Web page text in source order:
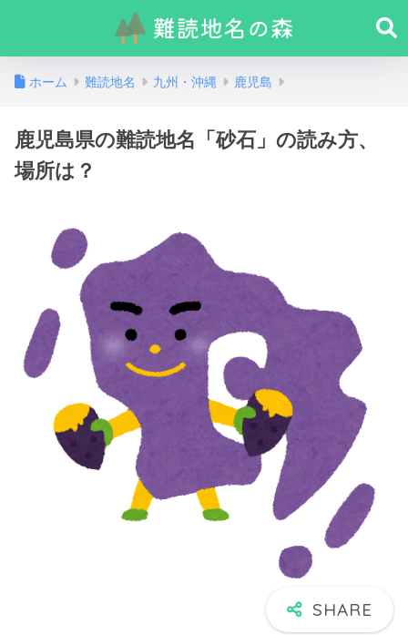
ホーム 難読地名 九州・沖縄 鹿児島
鹿児島県の難読地名「砂石」の読み方、
場所は？